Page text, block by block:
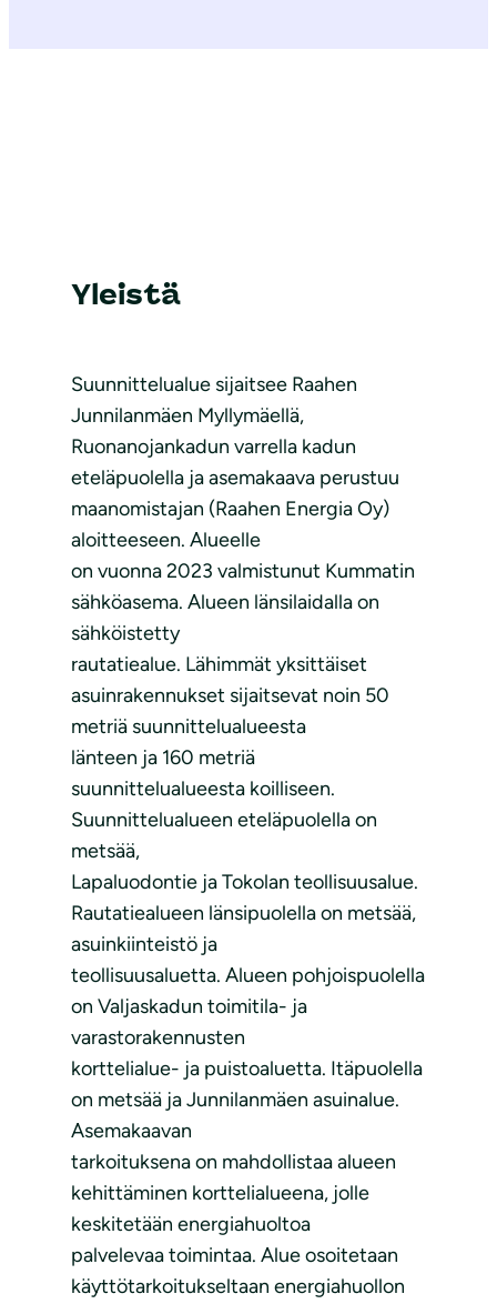
Yleistä
Suunnittelualue sijaitsee Raahen
Junnilanmäen Myllymäellä,
Ruonanojankadun varrella kadun
eteläpuolella ja asemakaava perustuu
maanomistajan (Raahen Energia Oy)
aloitteeseen. Alueelle
on vuonna 2023 valmistunut Kummatin
sähköasema. Alueen länsilaidalla on
sähköistetty
rautatiealue. Lähimmät yksittäiset
asuinrakennukset sijaitsevat noin 50
metriä suunnittelualueesta
länteen ja 160 metriä
suunnittelualueesta koilliseen.
Suunnittelualueen eteläpuolella on
metsää,
Lapaluodontie ja Tokolan teollisuusalue.
Rautatiealueen länsipuolella on metsää,
asuinkiinteistö ja
teollisuusaluetta. Alueen pohjoispuolella
on Valjaskadun toimitila- ja
varastorakennusten
korttelialue- ja puistoaluetta. Itäpuolella
on metsää ja Junnilanmäen asuinalue.
Asemakaavan
tarkoituksena on mahdollistaa alueen
kehittäminen korttelialueena, jolle
keskitetään energiahuoltoa
palvelevaa toimintaa. Alue osoitetaan
käyttötarkoitukseltaan energiahuollon